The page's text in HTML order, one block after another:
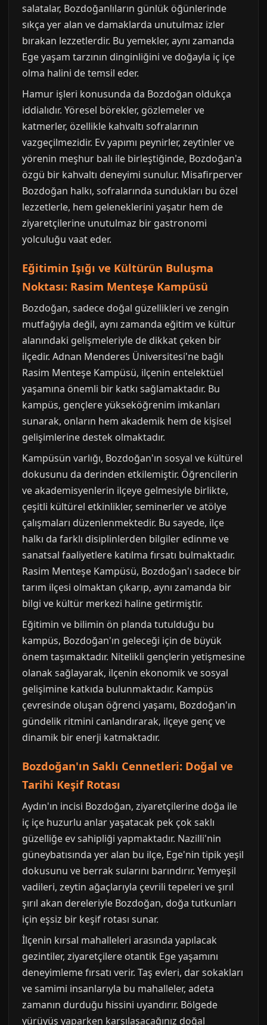
salatalar, Bozdoğanlıların günlük öğünlerinde
sıkça yer alan ve damaklarda unutulmaz izler
bırakan lezzetlerdir. Bu yemekler, aynı zamanda
Ege yaşam tarzının dinginliğini ve doğayla iç içe
olma halini de temsil eder.
Hamur işleri konusunda da Bozdoğan oldukça
iddialıdır. Yöresel börekler, gözlemeler ve
katmerler, özellikle kahvaltı sofralarının
vazgeçilmezidir. Ev yapımı peynirler, zeytinler ve
yörenin meşhur balı ile birleştiğinde, Bozdoğan'a
özgü bir kahvaltı deneyimi sunulur. Misafirperver
Bozdoğan halkı, sofralarında sundukları bu özel
lezzetlerle, hem geleneklerini yaşatır hem de
ziyaretçilerine unutulmaz bir gastronomi
yolculuğu vaat eder.
Eğitimin Işığı ve Kültürün Buluşma
Noktası: Rasim Menteşe Kampüsü
Bozdoğan, sadece doğal güzellikleri ve zengin
mutfağıyla değil, aynı zamanda eğitim ve kültür
alanındaki gelişmeleriyle de dikkat çeken bir
ilçedir. Adnan Menderes Üniversitesi'ne bağlı
Rasim Menteşe Kampüsü, ilçenin entelektüel
yaşamına önemli bir katkı sağlamaktadır. Bu
kampüs, gençlere yükseköğrenim imkanları
sunarak, onların hem akademik hem de kişisel
gelişimlerine destek olmaktadır.
Kampüsün varlığı, Bozdoğan'ın sosyal ve kültürel
dokusunu da derinden etkilemiştir. Öğrencilerin
ve akademisyenlerin ilçeye gelmesiyle birlikte,
çeşitli kültürel etkinlikler, seminerler ve atölye
çalışmaları düzenlenmektedir. Bu sayede, ilçe
halkı da farklı disiplinlerden bilgiler edinme ve
sanatsal faaliyetlere katılma fırsatı bulmaktadır.
Rasim Menteşe Kampüsü, Bozdoğan'ı sadece bir
tarım ilçesi olmaktan çıkarıp, aynı zamanda bir
bilgi ve kültür merkezi haline getirmiştir.
Eğitimin ve bilimin ön planda tutulduğu bu
kampüs, Bozdoğan'ın geleceği için de büyük
önem taşımaktadır. Nitelikli gençlerin yetişmesine
olanak sağlayarak, ilçenin ekonomik ve sosyal
gelişimine katkıda bulunmaktadır. Kampüs
çevresinde oluşan öğrenci yaşamı, Bozdoğan'ın
gündelik ritmini canlandırarak, ilçeye genç ve
dinamik bir enerji katmaktadır.
Bozdoğan'ın Saklı Cennetleri: Doğal ve
Tarihi Keşif Rotası
Aydın'ın incisi Bozdoğan, ziyaretçilerine doğa ile
iç içe huzurlu anlar yaşatacak pek çok saklı
güzelliğe ev sahipliği yapmaktadır. Nazilli'nin
güneybatısında yer alan bu ilçe, Ege'nin tipik yeşil
dokusunu ve berrak sularını barındırır. Yemyeşil
vadileri, zeytin ağaçlarıyla çevrili tepeleri ve şırıl
şırıl akan dereleriyle Bozdoğan, doğa tutkunları
için eşsiz bir keşif rotası sunar.
İlçenin kırsal mahalleleri arasında yapılacak
gezintiler, ziyaretçilere otantik Ege yaşamını
deneyimleme fırsatı verir. Taş evleri, dar sokakları
ve samimi insanlarıyla bu mahalleler, adeta
zamanın durduğu hissini uyandırır. Bölgede
yürüyüş yaparken karşılaşacağınız doğal